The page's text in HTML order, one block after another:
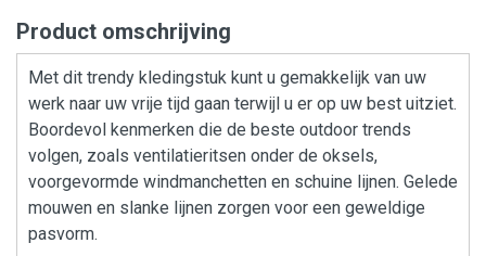
Product omschrijving
Met dit trendy kledingstuk kunt u gemakkelijk van uw
werk naar uw vrije tijd gaan terwijl u er op uw best uitziet.
Boordevol kenmerken die de beste outdoor trends
volgen, zoals ventilatieritsen onder de oksels,
voorgevormde windmanchetten en schuine lijnen. Gelede
mouwen en slanke lijnen zorgen voor een geweldige
pasvorm.